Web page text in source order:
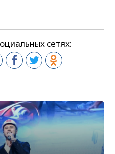
сетях: